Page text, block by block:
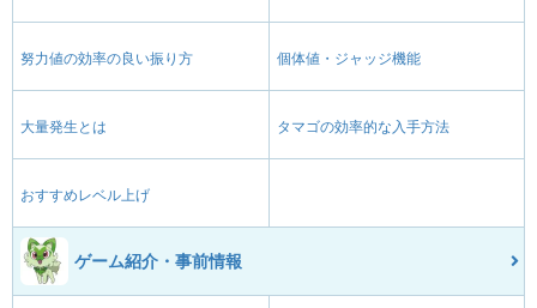
努力値の効率の良い振り方 個体値・ジャッジ機能
大量発生とは タマゴの効率的な入手方法
おすすめレベル上げ
ゲーム紹介・事前情報